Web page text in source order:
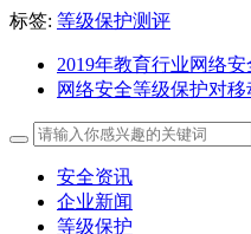
标签: 等级保护测评
2019年教育行业网络
网络安全等级保护对
安全资讯
企业新闻
等级保护